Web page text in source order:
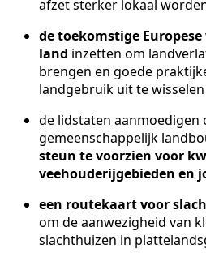
afzet sterker lokaal
de toekomstige
land inzetten om
brengen en goede
landgebruik uit te wisselen
de lidstaten aanmoedigen
gemeenschappelijk
steun te voorzien voor
veehouderijgebieden en
een routekaart voor
om de aanwezigheid van
slachthuizen in